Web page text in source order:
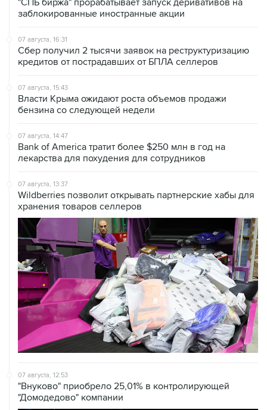
"СПБ биржа" прорабатывает запуск деривативов на
заблокированные иностранные акции
07 августа, 16:31
Сбер получил 2 тысячи заявок на реструктуризацию
кредитов от пострадавших от БПЛА селлеров
07 августа, 15:43
Власти Крыма ожидают роста объемов продажи
бензина со следующей недели
07 августа, 14:47
Bank of America тратит более $250 млн в год на
лекарства для похудения для сотрудников
07 августа, 13:37
Wildberries позволит открывать партнерские хабы для
хранения товаров селлеров
07 августа, 12:53
"Внуково" приобрело 25,01% в контролирующей
"Домодедово" компании